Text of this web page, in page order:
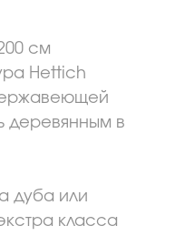
см
Hettich
деревянным в
дуба или
класса